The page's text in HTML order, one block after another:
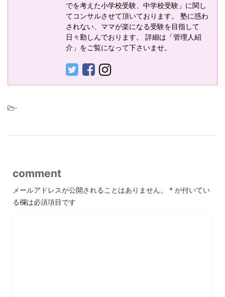
でを考えた小学校受験、中学校受験」に関し
てコンサルさせて頂いております。 塾に惑わ
されない、ママが楽になる受験を目指して
日々勤しんでおります。 詳細は「管理人紹
介」をご覧になって下さいませ。
-
comment
メールアドレスが公開されることはありません。 * が付いてい
る欄は必須項目です